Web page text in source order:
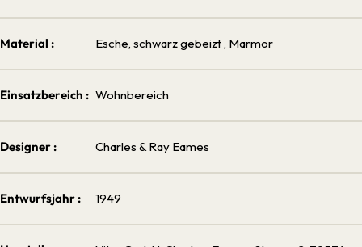
Material : Esche, schwarz gebeizt , Marmor
Einsatzbereich : Wohnbereich
Designer : Charles & Ray Eames
Entwurfsjahr : 1949